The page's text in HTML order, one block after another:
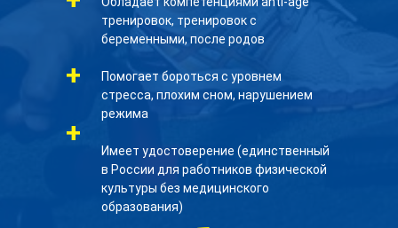
тренировок, тренировок с
беременными, после родов
Помогает бороться с уровнем
стресса, плохим сном, нарушением
режима
Имеет удостоверение (единственный
в России для работников физической
культуры без медицинского
образования)
+
+